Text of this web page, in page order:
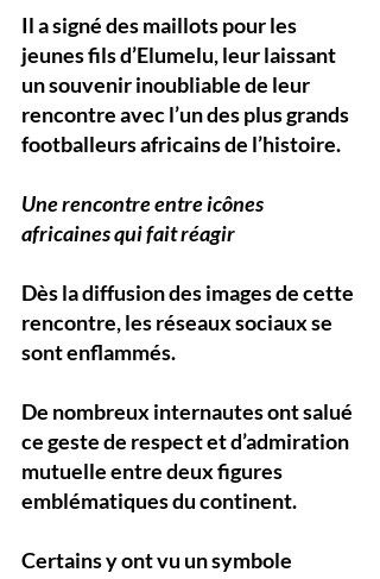
Il a signé des maillots pour les
jeunes fils d’Elumelu, leur laissant
un souvenir inoubliable de leur
rencontre avec l’un des plus grands
footballeurs africains de l’histoire.
Une rencontre entre icônes
africaines qui fait réagir
Dès la diffusion des images de cette
rencontre, les réseaux sociaux se
sont enflammés.
De nombreux internautes ont salué
ce geste de respect et d’admiration
mutuelle entre deux figures
emblématiques du continent.
Certains y ont vu un symbole